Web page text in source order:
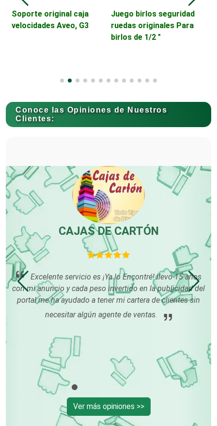
Cancelería de Aluminio
Carnicerías
Centros Comerciales
Centros de Espectáculos
Centros de Nutrición
Centros Turísticos
Cibercafés
Clínicas de Belleza
Soporte original caja
velocidades Aveo, G3
Juego birlos seguridad
ruedas originales Para
birlos de 1/2 "
Conoce las Opiniones de Nuestros
Clientes:
CAJAS DE CARTÓN
Excelente servicio es ¡Ya lo Encontré! llevo 15 años
con mi anuncio y cada peso invertido en la publicidad del
portal me ha ayudado a tener mi cartera de clientes sin
necesitar algún agente de ventas.
Ver más opiniones >>